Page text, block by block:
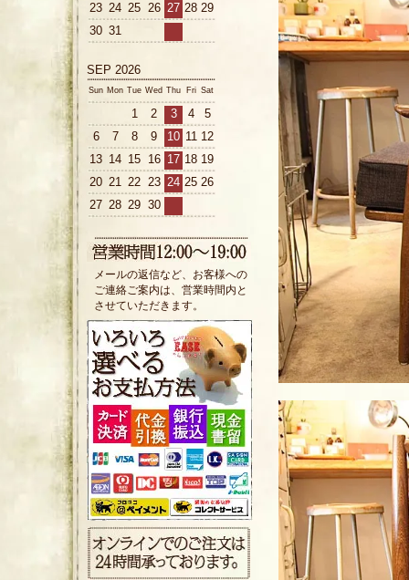
23 24 25 26 27 28 29
30 31
SEP 2026
Sun Mon Tue Wed Thu Fri Sat
1 2 3 4
5
6
7 8 9 10 11 12
13 14 15 16 17 18 19
20 21 22 23 24 25 26
27 28 29 30
メールの返信など、お客様への
ご連絡ご案内は、営業時間内と
させていただきます。